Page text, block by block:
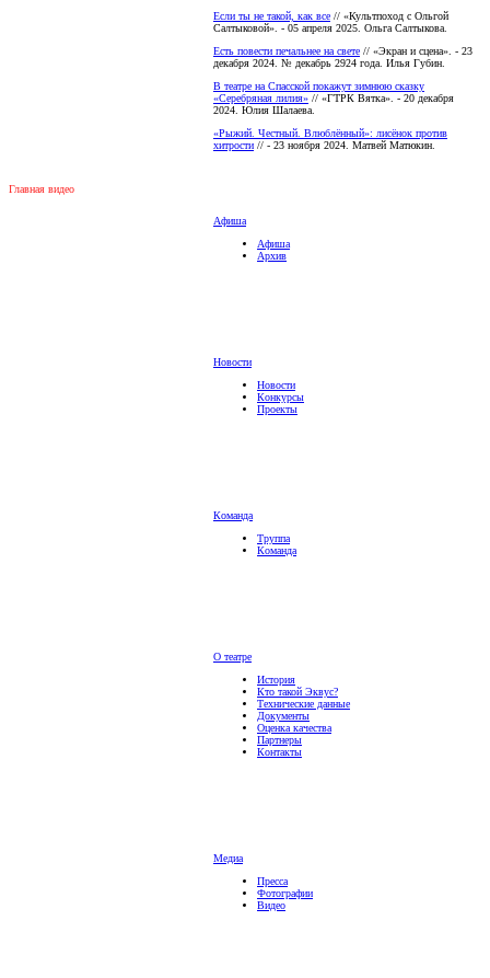
Если ты не такой, как все // «Культпоход с Ольгой
Салтыковой». - 05 апреля 2025. Ольга Салтыкова.
Есть повести печальнее на свете // «Экран и сцена». - 23
декабря 2024. № декабрь 2924 года. Илья Губин.
В театре на Спасской покажут зимнюю сказку
«Серебряная лилия» // «ГТРК Вятка». - 20 декабря
2024. Юлия Шалаева.
«Рыжий. Честный. Влюблённый»: лисёнок против
хитрости // - 23 ноября 2024. Матвей Матюкин.
Главная видео
Афиша
Афиша
Архив
Новости
Новости
Конкурсы
Проекты
Команда
Труппа
Команда
О театре
История
Кто такой Эквус?
Технические данные
Документы
Оценка качества
Партнеры
Контакты
Медиа
Пресса
Фотографии
Видео